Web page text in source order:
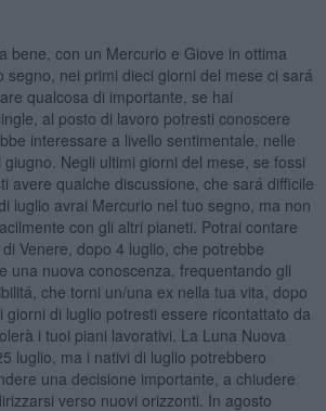
bene, con un Mercurio e Giove in ottima
segno, nei primi dieci giorni del mese ci sará
qualcosa di importante, se hai
al posto di lavoro potresti conoscere
interessare a livello sentimentale, nelle
Negli ultimi giorni del mese, se fossi
avere qualche discussione, che sará difficile
luglio avrai Mercurio nel tuo segno, ma non
con gli altri pianeti. Potrai contare
Venere, dopo 4 luglio, che potrebbe
una nuova conoscenza, frequentando gli
che torni un/una ex nella tua vita, dopo
giorni di luglio potresti essere ricontattato da
i tuoi piani lavorativi. La Luna Nuova
luglio, ma i nativi di luglio potrebbero
una decisione importante, a chiudere
verso nuovi orizzonti. In agosto